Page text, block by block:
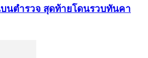
นตำรวจ สุดท้ายโดนรวบทันคา